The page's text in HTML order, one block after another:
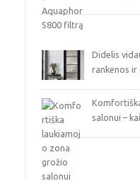
Didelis
rankenos ir
salonui –